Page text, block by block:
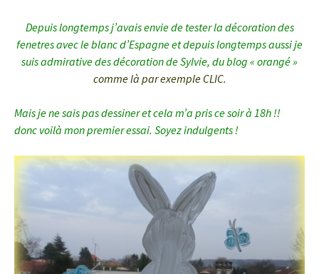
Depuis longtemps j’avais envie de tester la décoration des
fenetres avec le blanc d’Espagne et depuis longtemps aussi je
suis admirative des décoration de Sylvie, du blog « orangé »
comme là par exemple CLIC.
Mais je ne sais pas dessiner et cela m’a pris ce soir à 18h !!
donc voilà mon premier essai. Soyez indulgents !